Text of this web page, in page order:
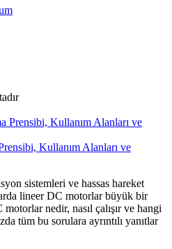
Kullanım Alanları ve
sistemleri ve hassas hareket
lineer DC motorlar büyük bir
nedir, nasıl çalışır ve hangi
tüm bu sorulara ayrıntılı yanıtlar